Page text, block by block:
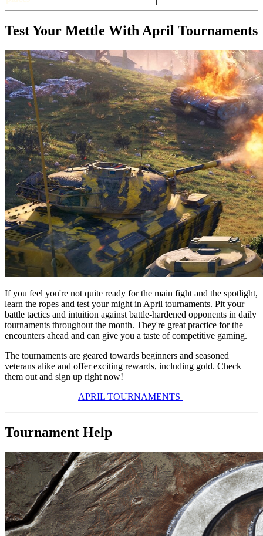
Test Your Mettle With April Tournaments
If you feel you're not quite ready for the main fight and the spotlight,
learn the ropes and test your might in April tournaments. Pit your
battle tactics and intuition against battle-hardened opponents in daily
tournaments throughout the month. They're great practice for the
encounters ahead and can give you a taste of competitive gaming.
The tournaments are geared towards beginners and seasoned
veterans alike and offer exciting rewards, including gold. Check
them out and sign up right now!
APRIL TOURNAMENTS
Tournament Help